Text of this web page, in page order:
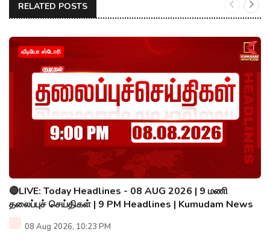
RELATED POSTS
வீடியோ ஸ்டோரி
🔴LIVE: Today Headlines - 08 AUG 2026 | 9 மணி
தலைப்புச் செய்திகள் | 9 PM Headlines | Kumudam News
08 Aug 2026, 10:23 PM